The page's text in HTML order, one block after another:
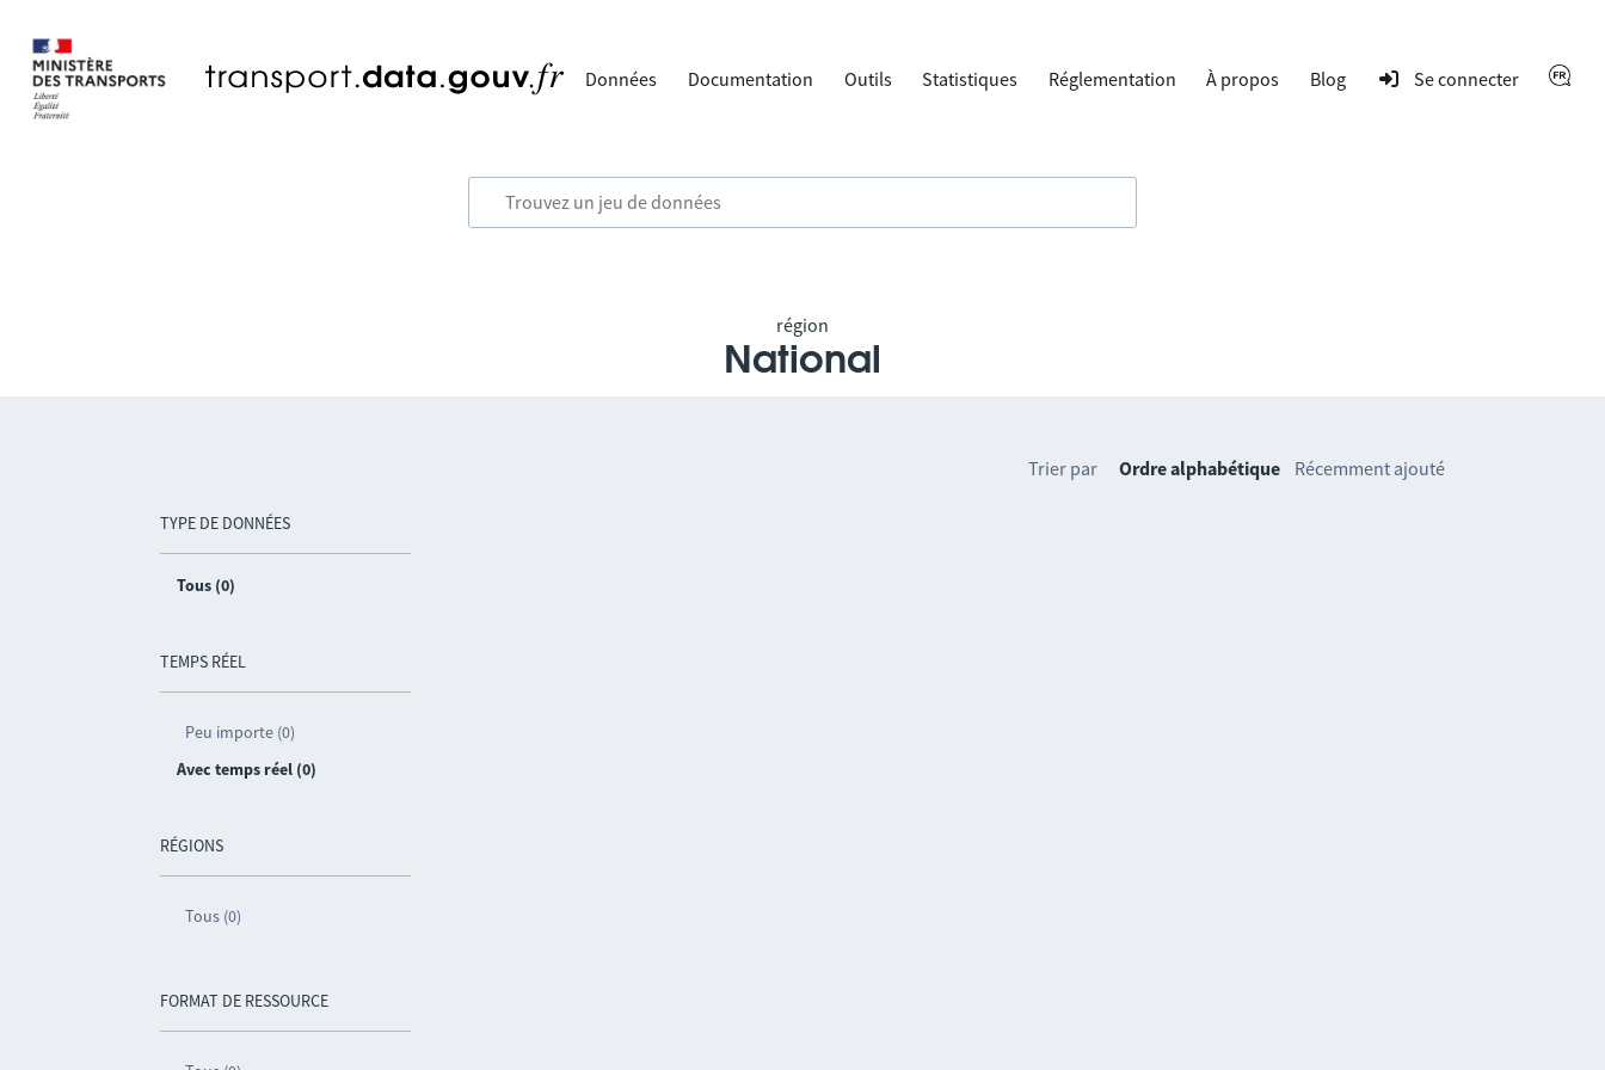
Données Documentation Outils Statistiques Réglementation À propos Blog Se connecter
région
National
TYPE DE DONNÉES
Tous (0)
TEMPS RÉEL
Peu importe (0)
Avec temps réel (0)
RÉGIONS
Tous (0)
FORMAT DE RESSOURCE
Trier par Ordre alphabétique Récemment ajouté